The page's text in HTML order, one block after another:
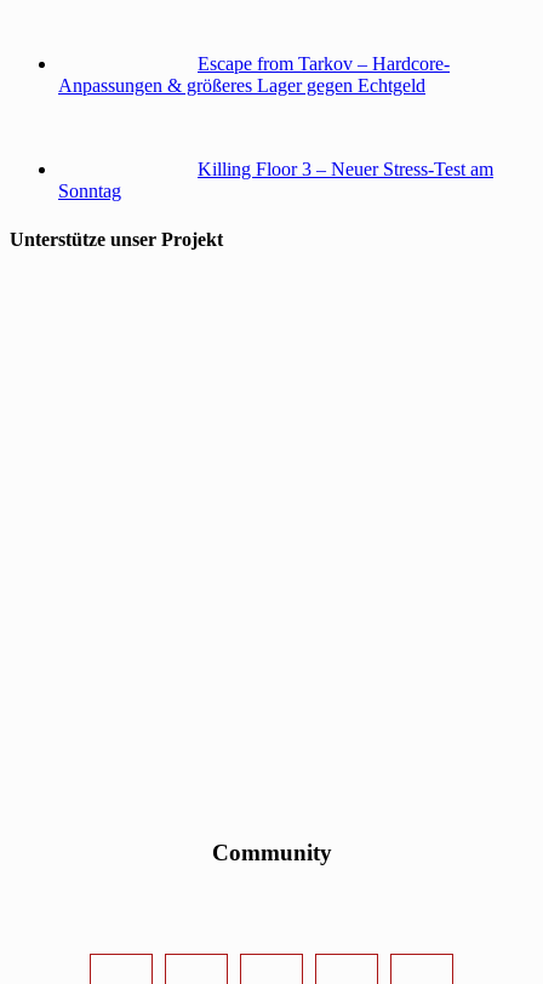
Escape from Tarkov – Hardcore-
Anpassungen & größeres Lager gegen Echtgeld
Killing Floor 3 – Neuer Stress-Test am
Sonntag
Unterstütze unser Projekt
Community